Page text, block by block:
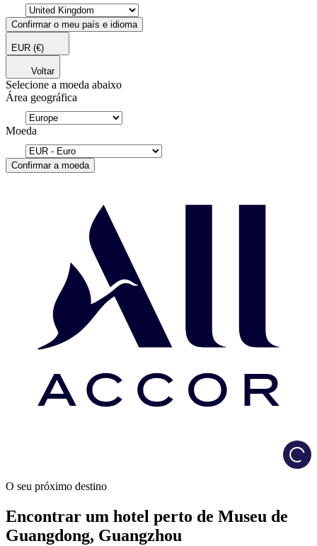
Confirmar o meu país e idioma
EUR (€)
Voltar
Selecione a moeda abaixo
Área geográfica
Moeda
Confirmar a moeda
O seu próximo destino
Encontrar um hotel perto de Museu de
Guangdong, Guangzhou